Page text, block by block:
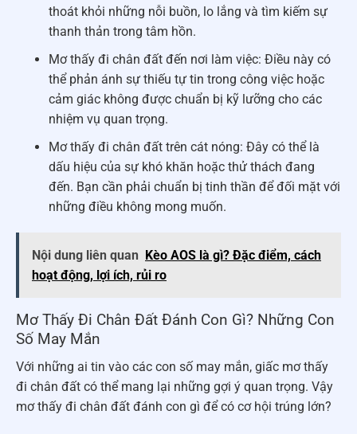
thoát khỏi những nỗi buồn, lo lắng và tìm kiếm sự
thanh thản trong tâm hồn.
Mơ thấy đi chân đất đến nơi làm việc: Điều này có
thể phản ánh sự thiếu tự tin trong công việc hoặc
cảm giác không được chuẩn bị kỹ lưỡng cho các
nhiệm vụ quan trọng.
Mơ thấy đi chân đất trên cát nóng: Đây có thể là
dấu hiệu của sự khó khăn hoặc thử thách đang
đến. Bạn cần phải chuẩn bị tinh thần để đối mặt với
những điều không mong muốn.
Nội dung liên quan
Kèo AOS là gì? Đặc điểm, cách
hoạt động, lợi ích, rủi ro
Mơ Thấy Đi Chân Đất Đánh Con Gì? Những Con
Số May Mắn
Với những ai tin vào các con số may mắn, giấc mơ thấy
đi chân đất có thể mang lại những gợi ý quan trọng. Vậy
mơ thấy đi chân đất đánh con gì để có cơ hội trúng lớn?